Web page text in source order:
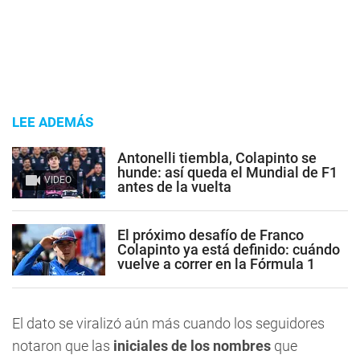
LEE ADEMÁS
VIDEO
Antonelli tiembla, Colapinto se
hunde: así queda el Mundial de F1
antes de la vuelta
El próximo desafío de Franco
Colapinto ya está definido: cuándo
vuelve a correr en la Fórmula 1
El dato se viralizó aún más cuando los seguidores
notaron que las iniciales de los nombres que